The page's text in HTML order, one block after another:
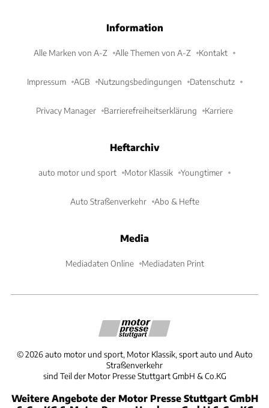
Information
Alle Marken von A-Z Alle Themen von A-Z Kontakt
Impressum AGB Nutzungsbedingungen Datenschutz
Privacy Manager Barrierefreiheitserklärung Karriere
Heftarchiv
auto motor und sport Motor Klassik Youngtimer
Auto Straßenverkehr Abo & Hefte
Media
Mediadaten Online Mediadaten Print
©2026 auto motor und sport, Motor Klassik, sport auto und Auto
Straßenverkehr
sind Teil der Motor Presse Stuttgart GmbH & Co.KG
Weitere Angebote der Motor Presse Stuttgart GmbH